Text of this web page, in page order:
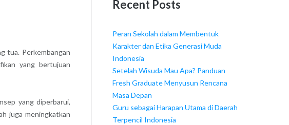
tua. Perkembangan
yang bertujuan
yang diperbarui,
juga meningkatkan
Recent Posts
Peran Sekolah dalam Membentuk
Karakter dan Etika Generasi Muda
Indonesia
Setelah Wisuda Mau Apa? Panduan
Fresh Graduate Menyusun Rencana
Masa Depan
Guru sebagai Harapan Utama di Daerah
Terpencil Indonesia